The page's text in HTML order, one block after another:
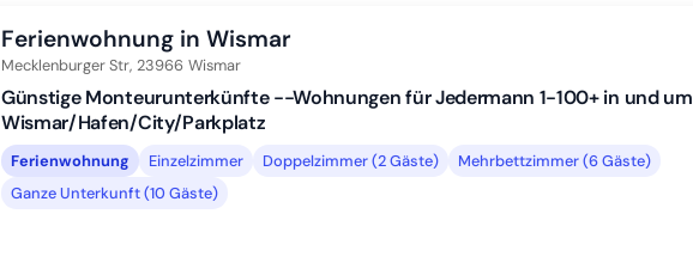
Ferienwohnung in Wismar
Mecklenburger Str, 23966 Wismar
Günstige Monteurunterkünfte --Wohnungen für Jedermann 1-100+ in und um
Wismar/Hafen/City/Parkplatz
Ferienwohnung Einzelzimmer Doppelzimmer (2 Gäste)
Mehrbettzimmer (6 Gäste)
Ganze Unterkunft (10 Gäste)